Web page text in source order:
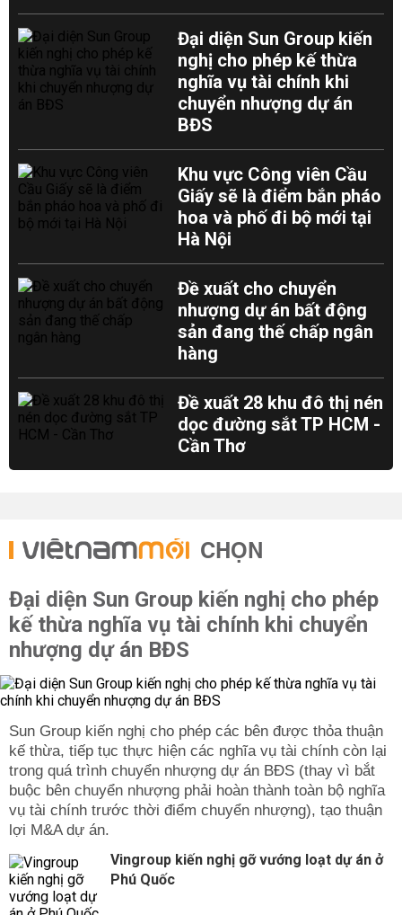
Đại diện Sun Group kiến
nghị cho phép kế thừa
nghĩa vụ tài chính khi
chuyển nhượng dự án
BĐS
Khu vực Công viên Cầu
Giấy sẽ là điểm bắn pháo
hoa và phố đi bộ mới tại
Hà Nội
Đề xuất cho chuyển
nhượng dự án bất động
sản đang thế chấp ngân
hàng
Đề xuất 28 khu đô thị nén
dọc đường sắt TP HCM -
Cần Thơ
CHỌN
Đại diện Sun Group kiến nghị cho phép
kế thừa nghĩa vụ tài chính khi chuyển
nhượng dự án BĐS
Sun Group kiến nghị cho phép các bên được thỏa thuận
kế thừa, tiếp tục thực hiện các nghĩa vụ tài chính còn lại
trong quá trình chuyển nhượng dự án BĐS (thay vì bắt
buộc bên chuyển nhượng phải hoàn thành toàn bộ nghĩa
vụ tài chính trước thời điểm chuyển nhượng), tạo thuận
lợi M&A dự án.
Vingroup kiến nghị gỡ vướng loạt dự án ở
Phú Quốc